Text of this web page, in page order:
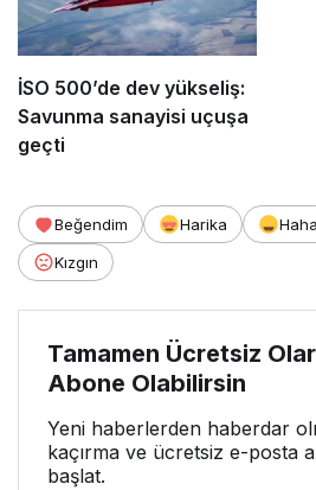
İSO 500’de dev yükseliş:
Savunma sanayisi uçuşa
geçti
Beğendim Harika Haha
Kızgın
Tamamen Ücretsiz
Abone Olabilirsin
Yeni haberlerden haberdar
kaçırma ve ücretsiz e-posta
başlat.